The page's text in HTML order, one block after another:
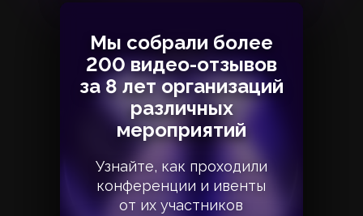
Узнайте, как проходили
конференции и ивенты
от их участников
Узнайте, как проходили
конференции и ивенты
от их участников
Мы собрали более
200 видео-отзывов
за 8 лет организаций
различных
мероприятий
Мы собрали более
200 видео-отзывов
за 8 лет организаций
различных
мероприятий